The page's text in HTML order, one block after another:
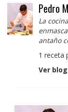
Pedro
La
antaño
1 receta
Ver